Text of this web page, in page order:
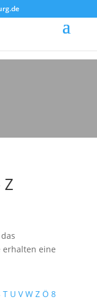
erhalten eine
T U V W Z Ö 8